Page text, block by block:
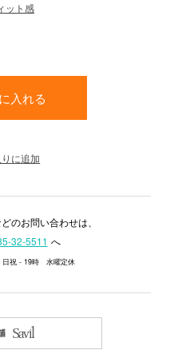
ット感
入れる
に追加
のお問い合わせは、
32-5511 へ
日祝 - 19時 水曜定休